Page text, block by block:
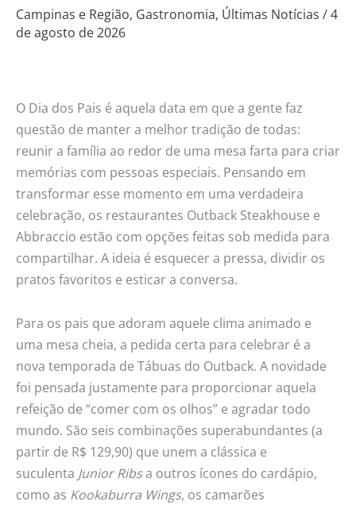
Campinas e Região, Gastronomia, Últimas Notícias /4
de agosto de 2026
O Dia dos Pais é aquela data em que a gente faz
questão de manter a melhor tradição de todas:
reunir a família ao redor de uma mesa farta para criar
memórias com pessoas especiais. Pensando em
transformar esse momento em uma verdadeira
celebração, os restaurantes Outback Steakhouse e
Abbraccio estão com opções feitas sob medida para
compartilhar. A ideia é esquecer a pressa, dividir os
pratos favoritos e esticar a conversa.
Para os pais que adoram aquele clima animado e
uma mesa cheia, a pedida certa para celebrar é a
nova temporada de Tábuas do Outback. A novidade
foi pensada justamente para proporcionar aquela
refeição de “comer com os olhos” e agradar todo
mundo. São seis combinações superabundantes (a
partir de R$ 129,90) que unem a clássica e
suculenta Junior Ribsa outros ícones do cardápio,
como as Kookaburra Wings, os camarões
menus
fartos
o